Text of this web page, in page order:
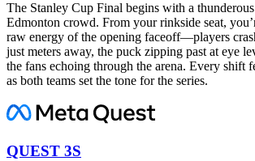
The Stanley Cup Final begins with a
Edmonton crowd. From your rinkside seat,
raw energy of the opening faceoff—players
just meters away, the puck zipping past at eye
the fans echoing through the arena. Every shift
as both teams set the tone for the series.
QUEST 3S